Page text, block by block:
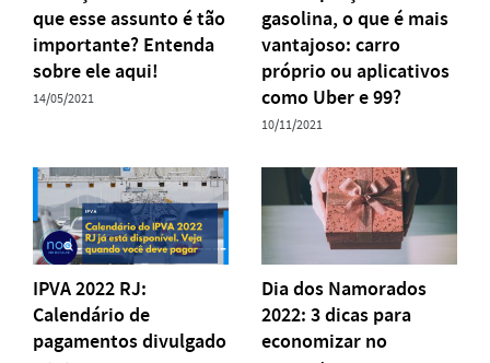
que esse assunto é tão
importante? Entenda
sobre ele aqui!
14/05/2021
gasolina, o que é mais
vantajoso: carro
próprio ou aplicativos
como Uber e 99?
10/11/2021
IPVA 2022 RJ:
Calendário de
pagamentos divulgado
Dia dos Namorados
2022: 3 dicas para
economizar no